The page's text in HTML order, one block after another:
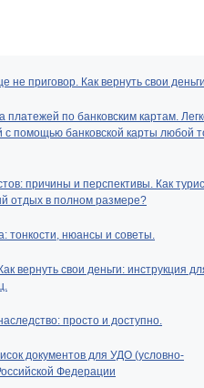
не приговор. Как вернуть свои
платежей по банковским картам.
с помощью банковской карты любой
причины и перспективы. Как
отдых в полном размере?
тонкости, нюансы и советы.
вернуть свои деньги: инструкция
просто и доступно.
документов для УДО (условно-
Федерации